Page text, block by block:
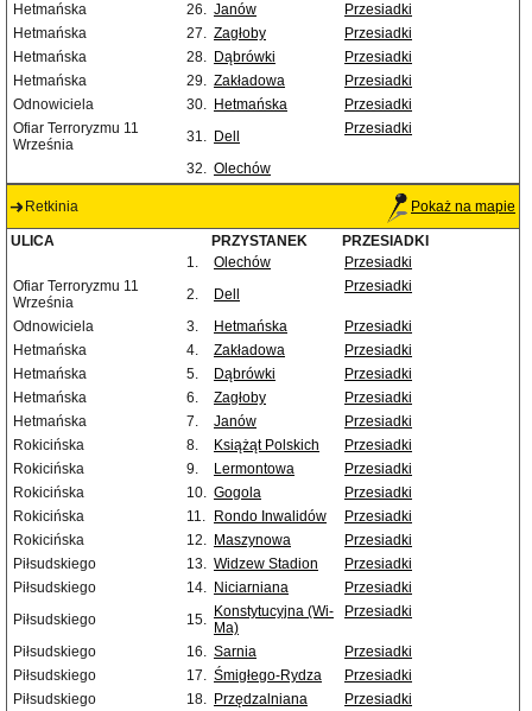
Hetmańska
26. Janów
Przesiadki
Hetmańska
27. Zagłoby
Przesiadki
Hetmańska
28. Dąbrówki
Przesiadki
Hetmańska
29. Zakładowa
Przesiadki
Odnowiciela
30. Hetmańska
Przesiadki
Ofiar Terroryzmu 11
Września
31. Dell Przesiadki
32. Olechów
Retkinia Pokaż na mapie
ULICA PRZYSTANEK
PRZESIADKI
1.
Olechów
Przesiadki
Ofiar Terroryzmu 11
Września
2. Dell Przesiadki
Odnowiciela 3. Hetmańska
Przesiadki
Hetmańska
4. Zakładowa
Przesiadki
Hetmańska
5. Dąbrówki
Przesiadki
Hetmańska
6. Zagłoby
Przesiadki
Hetmańska
7. Janów
Przesiadki
Rokicińska
8. Książąt Polskich
Przesiadki
Rokicińska
9. Lermontowa
Przesiadki
Rokicińska
10. Gogola
Przesiadki
Rokicińska
11. Rondo Inwalidów
Przesiadki
Rokicińska
12. Maszynowa
Przesiadki
Piłsudskiego
13. Widzew Stadion
Przesiadki
Piłsudskiego
14. Niciarniana
Przesiadki
Piłsudskiego
15. Konstytucyjna (Wi-
Ma)
Przesiadki
Piłsudskiego 16. Sarnia
Przesiadki
Piłsudskiego
17. Śmigłego-Rydza
Przesiadki
Piłsudskiego
18. Przędzalniana Przesiadki